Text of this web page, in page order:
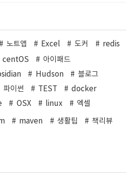
노트앱 Excel 도커
redis
centOS
아이패드
Hudson
블로그
파이썬 TEST
docker
OSX linux 엑셀
maven 생활팁
책리뷰